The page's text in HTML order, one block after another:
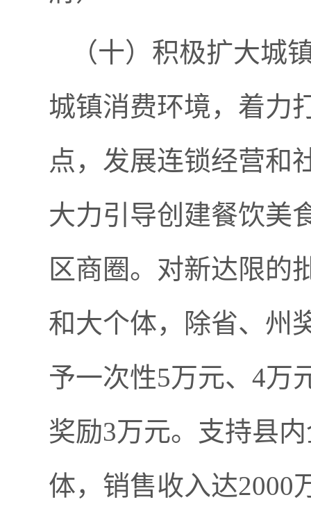
（十）积极扩大城
城镇消费环境，着力
点，发展连锁经营和
大力引导创建餐饮美
区商圈。对新达限的
和大个体，除省、州
予一次性5万元、4万
奖励3万元。支持县
体，销售收入达2000